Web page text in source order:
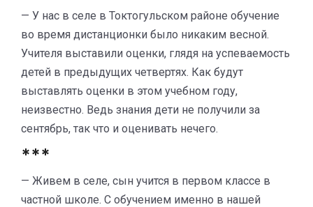
— У нас в селе в Токтогульском районе обучение
во время дистанционки было никаким весной.
Учителя выставили оценки, глядя на успеваемость
детей в предыдущих четвертях. Как будут
выставлять оценки в этом учебном году,
неизвестно. Ведь знания дети не получили за
сентябрь, так что и оценивать нечего.
***
— Живем в селе, сын учится в первом классе в
частной школе. С обучением именно в нашей